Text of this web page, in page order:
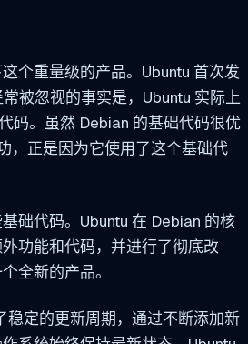
个重量级的产品。Ubuntu 首次发
被忽视的事实是，Ubuntu 实际上
码。虽然 Debian 的基础代码很优
，正是因为它使用了这个基础代
础代码。Ubuntu 在 Debian 的核
功能和代码，并进行了彻底改
全新的产品。
稳定的更新周期，通过不断添加新